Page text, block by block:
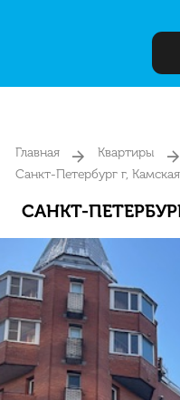
Главная
Квартиры
Санкт-Петербург г,
САНКТ-